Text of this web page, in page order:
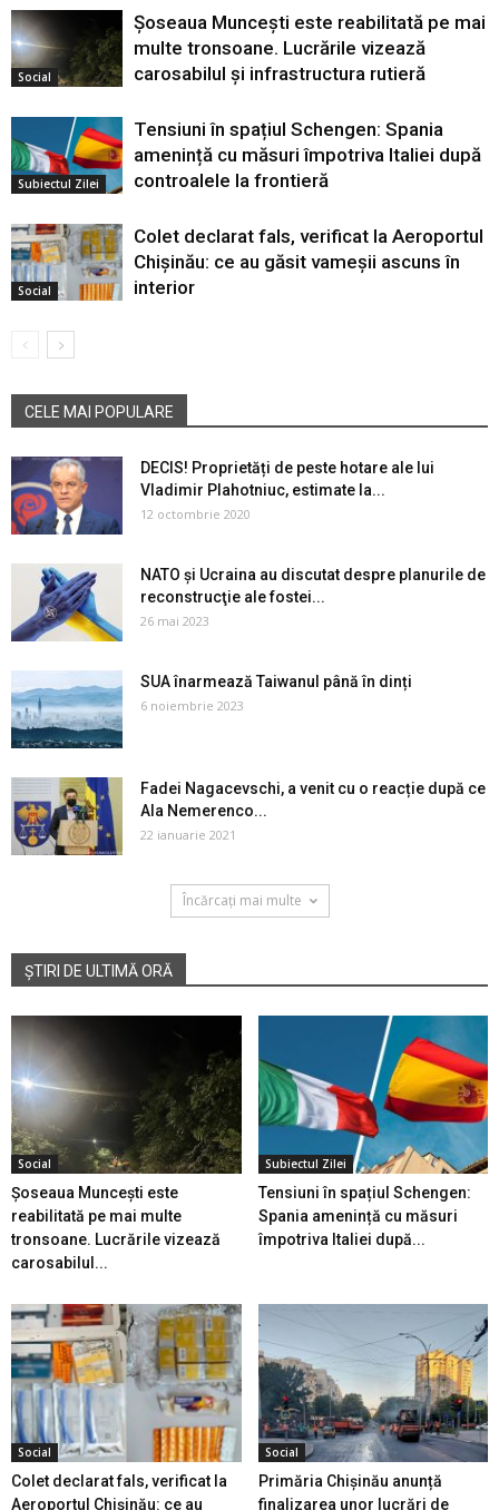
Social
Șoseaua Muncești este reabilitată pe mai
multe tronsoane. Lucrările vizează
carosabilul și infrastructura rutieră
Subiectul Zilei
Tensiuni în spațiul Schengen: Spania
amenință cu măsuri împotriva Italiei după
controalele la frontieră
Social
Colet declarat fals, verificat la Aeroportul
Chișinău: ce au găsit vameșii ascuns în
interior
CELE MAI POPULARE
DECIS! Proprietăți de peste hotare ale lui
Vladimir Plahotniuc, estimate la...
12 octombrie 2020
NATO şi Ucraina au discutat despre planurile de
reconstrucţie ale fostei...
26 mai 2023
SUA înarmează Taiwanul până în dinți
6 noiembrie 2023
Fadei Nagacevschi, a venit cu o reacție după ce
Ala Nemerenco...
22 ianuarie 2021
Încărcați mai multe
ȘTIRI DE ULTIMĂ ORĂ
Social
Șoseaua Muncești este
reabilitată pe mai multe
tronsoane. Lucrările vizează
carosabilul...
Subiectul Zilei
Tensiuni în spațiul Schengen:
Spania amenință cu măsuri
împotriva Italiei după...
Social
Colet declarat fals, verificat la
Aeroportul Chișinău: ce au
Social
Primăria Chișinău anunță
finalizarea unor lucrări de